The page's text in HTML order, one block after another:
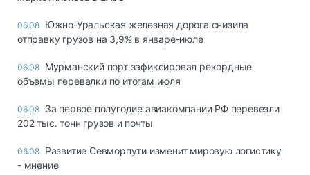
06.08 Южно-Уральская железная дорога снизила
отправку грузов на 3,9% в январе-июле
06.08 Мурманский порт зафиксировал рекордные
объемы перевалки по итогам июля
06.08 За первое полугодие авиакомпании РФ перевезли
202 тыс. тонн грузов и почты
06.08 Развитие Севморпути изменит мировую логистику
- мнение